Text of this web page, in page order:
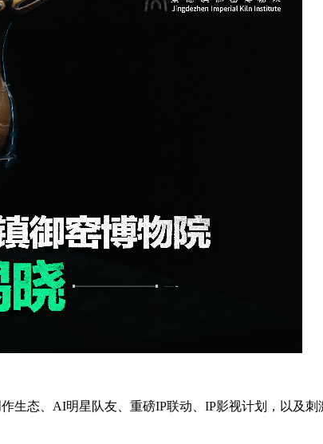
生态、AI明星队友、重磅IP联动、IP影视计划，以及刺